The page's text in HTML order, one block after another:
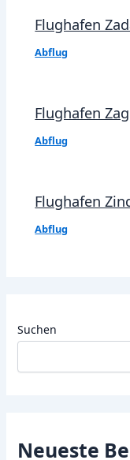
Flughafen
Abflug
Flughafen
Abflug
Flughafen
Abflug
Suchen
Neueste